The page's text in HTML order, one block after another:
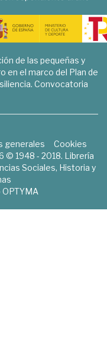
de las pequeñas y
en el marco del Plan de
Convocatoria
generales
Cookies
© 1948 - 2018. Librería
Sociales, Historia y
OPTYMA